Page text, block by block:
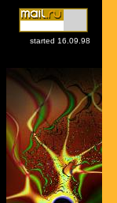
started 16.09.98